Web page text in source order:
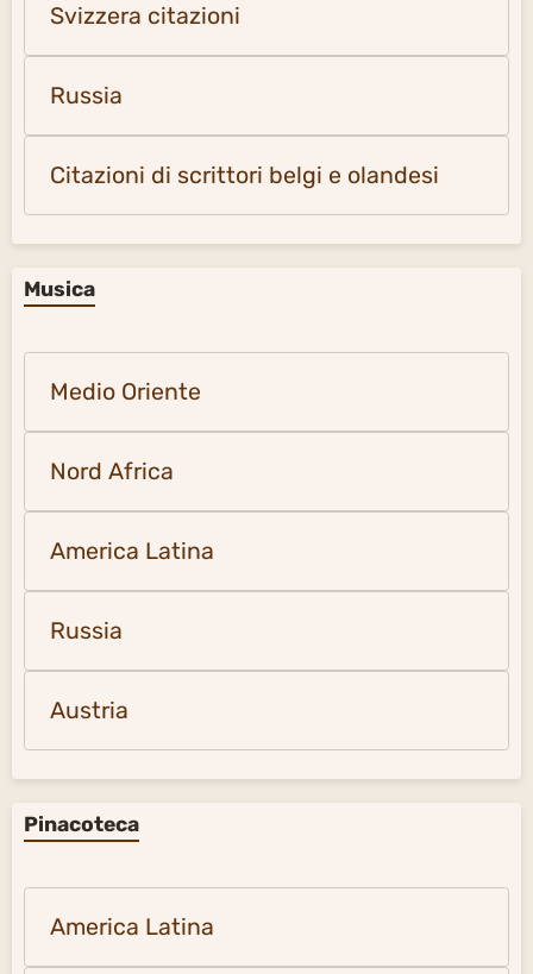
Svizzera citazioni
Russia
Citazioni di scrittori belgi e olandesi
Musica
Medio Oriente
Nord Africa
America Latina
Russia
Austria
Pinacoteca
America Latina